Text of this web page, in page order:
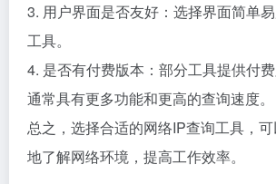
3. 用户界面是否友好：选择界面简单
工具。
4. 是否有付费版本：部分工具提供付
通常具有更多功能和更高的查询速度。
总之，选择合适的网络IP查询工具，
地了解网络环境，提高工作效率。